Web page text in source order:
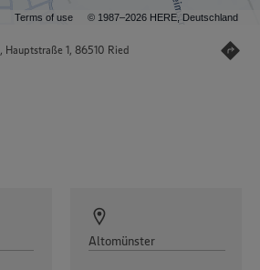
Terms of use © 1987–2026 HERE, Deutschland
, Hauptstraße 1, 86510 Ried
Altomünster